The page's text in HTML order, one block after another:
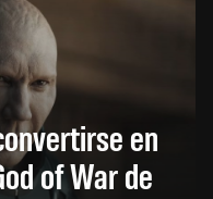
en
of War de